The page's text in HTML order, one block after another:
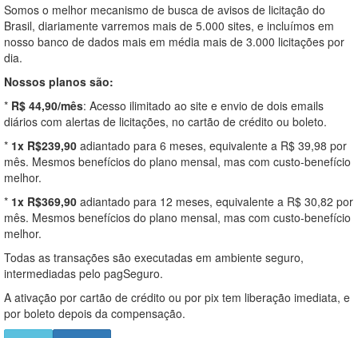
Somos o melhor mecanismo de busca de avisos de licitação do
Brasil, diariamente varremos mais de 5.000 sites, e incluímos em
nosso banco de dados mais em média mais de 3.000 licitações por
dia.
Nossos planos são:
* R$ 44,90/mês: Acesso ilimitado ao site e envio de dois emails
diários com alertas de licitações, no cartão de crédito ou boleto.
* 1x R$239,90 adiantado para 6 meses, equivalente a R$ 39,98 por
mês. Mesmos benefícios do plano mensal, mas com custo-benefício
melhor.
* 1x R$369,90 adiantado para 12 meses, equivalente a R$ 30,82 por
mês. Mesmos benefícios do plano mensal, mas com custo-benefício
melhor.
Todas as transações são executadas em ambiente seguro,
intermediadas pelo pagSeguro.
A ativação por cartão de crédito ou por pix tem liberação imediata, e
por boleto depois da compensação.